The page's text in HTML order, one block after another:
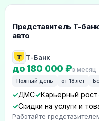
Представитель Т-
авто
Т-Банк
до 180 000 ₽в месяц
Полный день от 18 лет
ДМС Карьерный рост
Скидки на услуги и
Работайте